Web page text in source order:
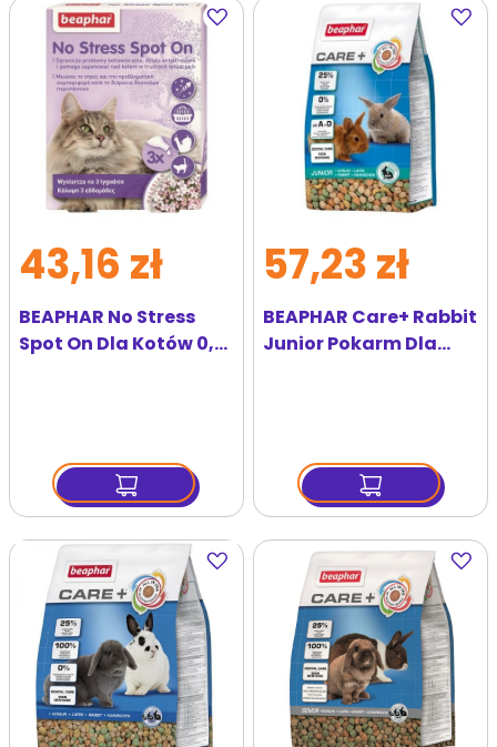
Dodaj
do
ulubionych
BEAPHAR No Stress
Spot On Dla Kotów 0,4
43,16 zł
Dodaj
do
BEAPHAR Care+ Rabbit
Junior Pokarm Dla
57,23 zł
Dodaj
do
Dodaj
do